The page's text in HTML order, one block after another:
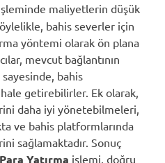
maliyetlerin düşük
bahis severler için
yöntemi olarak ön plana
mevcut bağlantının
bahis
getirebilirler. Ek olarak,
daha iyi yönetebilmeleri,
ve bahis platformlarında
sağlamaktadır. Sonuç
Yatırma işlemi, doğru